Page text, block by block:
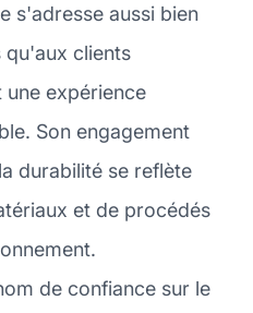
s'adresse aussi bien
qu'aux clients
expérience
Son engagement
durabilité se reflète
et de procédés
de confiance sur le